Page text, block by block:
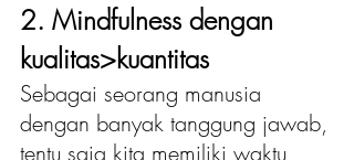
2. Mindfulness dengan
kualitas>kuantitas
Sebagai seorang manusia
dengan banyak tanggung jawab,
tentu saja kita memiliki waktu